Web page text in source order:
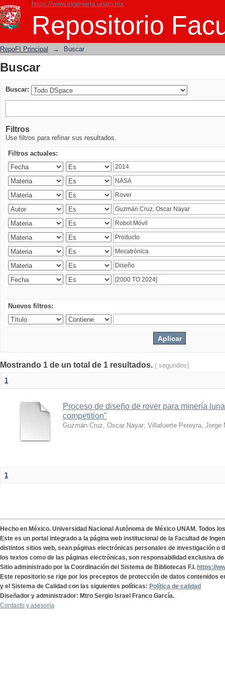
https://www.ingenieria.unam.mx
Repositorio
Buscar
RepoFI Principal → Buscar
Buscar
Buscar:
Filtros
Use filtros para refinar sus resultados.
Filtros actuales:
Nuevos filtros:
Mostrando 1 de un total de 1 resultados. ( segundos)
1
Proceso de diseño de rover para minería
competition"
Guzmán Cruz, Oscar Nayar; Villafuerte Pereyra, Jorge
1
Hecho en México. Universidad Nacional Autónoma de México UNAM. Todos
Este es un portal integrado a la página web institucional de la Facultad de
distintos sitios web, sean páginas electrónicas personales de investigación o
los textos como de las páginas electrónicas, son responsabilidad exclusiva
Sitio administrado por la Coordinación del Sistema de Bibliotecas F.I. https://
Este repositorio se rige por los preceptos de protección de datos contenidos
y el Sistema de Calidad con las siguientes políticas: Política de calidad
Diseñador y administrador: Mtro Sergio Israel Franco García.
Contacto y asesoría